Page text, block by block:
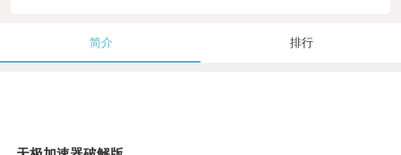
简介 排行